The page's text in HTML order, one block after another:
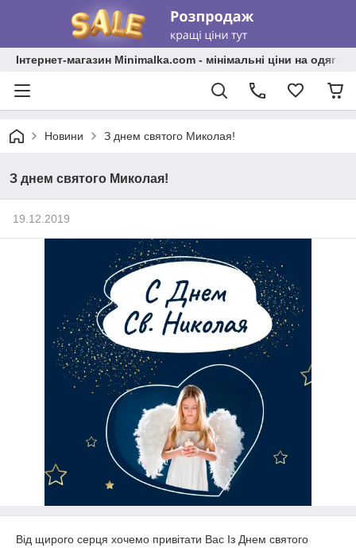
Інтернет-магазин Minimalka.com - мінімальні ціни на одяг
Новини З днем святого Миколая!
З днем святого Миколая!
19.12.2019
Від щирого серця хочемо привітати Вас Із Днем святого